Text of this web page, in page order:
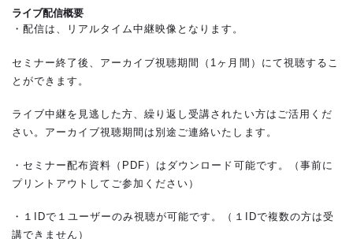
ライブ配信概要
・配信は、リアルタイム中継映像となります。
セミナー終了後、アーカイブ視聴期間（1ヶ月間）にて視聴するこ
とができます。
ライブ中継を見逃した方、繰り返し受講されたい方はご活用くだ
さい。アーカイブ視聴期間は別途ご連絡いたします。
・セミナー配布資料（PDF）はダウンロード可能です。（事前に
プリントアウトしてご参加ください）
・１IDで１ユーザーのみ視聴が可能です。（１IDで複数の方は受
講できません）